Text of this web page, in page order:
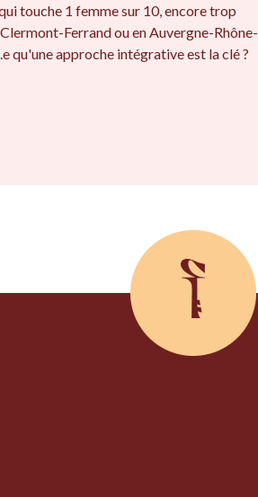
touche 1 femme sur 10, encore trop
Ferrand ou en Auvergne-Rhône-
qu'une approche intégrative est la clé ?